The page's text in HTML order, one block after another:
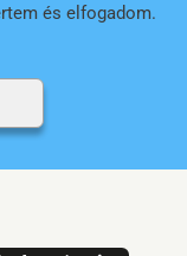
és elfogadom.